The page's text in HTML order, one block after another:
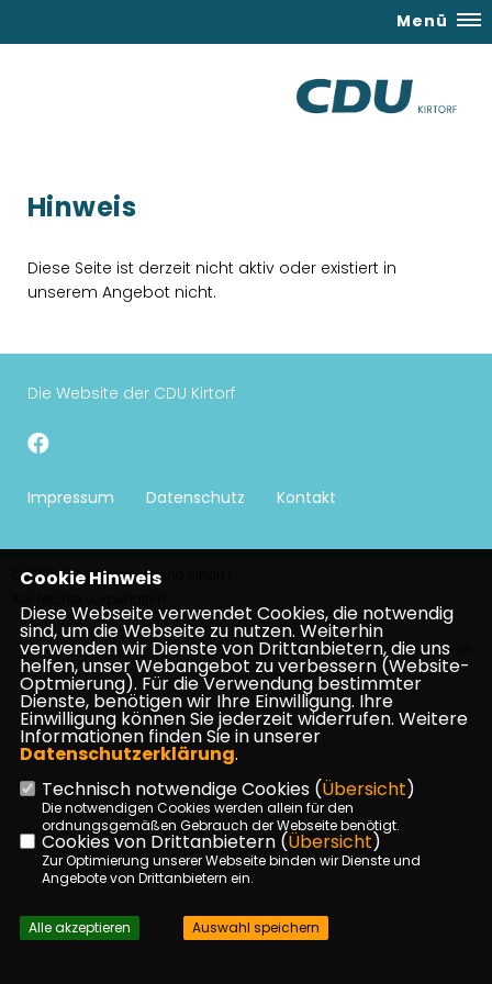
Menü
Hinweis
Diese Seite ist derzeit nicht aktiv oder existiert in
unserem Angebot nicht.
Die Website der CDU Kirtorf
Impressum Datenschutz Kontakt
©2026 CDU Stadtverband Kirtorf |
Realisation: Sharkness Media GmbH & Co. KG
Cookie Hinweis
Diese Webseite verwendet Cookies, die notwendig
sind, um die Webseite zu nutzen. Weiterhin
verwenden wir Dienste von Drittanbietern, die uns
helfen, unser Webangebot zu verbessern (Website-
Optmierung). Für die Verwendung bestimmter
Dienste, benötigen wir Ihre Einwilligung. Ihre
Einwilligung können Sie jederzeit widerrufen. Weitere
Informationen finden Sie in unserer
Datenschutzerklärung.
Technisch notwendige Cookies (Übersicht)
Die notwendigen Cookies werden allein für den
ordnungsgemäßen Gebrauch der Webseite benötigt.
Cookies von Drittanbietern (Übersicht)
Zur Optimierung unserer Webseite binden wir Dienste und
Angebote von Drittanbietern ein.
Alle akzeptieren Auswahl speichern